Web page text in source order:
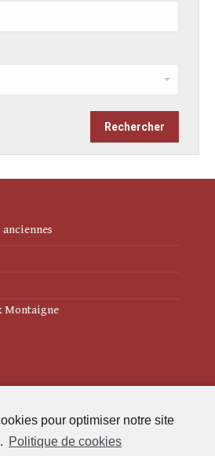
pour optimiser notre site
Politique de cookies
anciennes
Montaigne